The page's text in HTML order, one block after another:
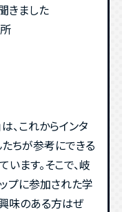
きました
、これからインタ
ちが参考にできる
ます。そこで、岐
プに参加された学
味のある方はぜ